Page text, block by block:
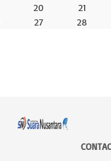
20 21
27 28